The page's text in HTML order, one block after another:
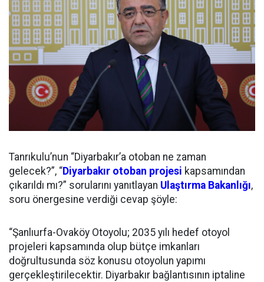
Tanrıkulu’nun “Diyarbakır’a otoban ne zaman
gelecek?”, “Diyarbakır otoban projesi kapsamından
çıkarıldı mı?” sorularını yanıtlayan Ulaştırma Bakanlığı,
soru önergesine verdiği cevap şöyle:
“Şanlıurfa-Ovaköy Otoyolu; 2035 yılı hedef otoyol
projeleri kapsamında olup bütçe imkanları
doğrultusunda söz konusu otoyolun yapımı
gerçekleştirilecektir. Diyarbakır bağlantısının iptaline